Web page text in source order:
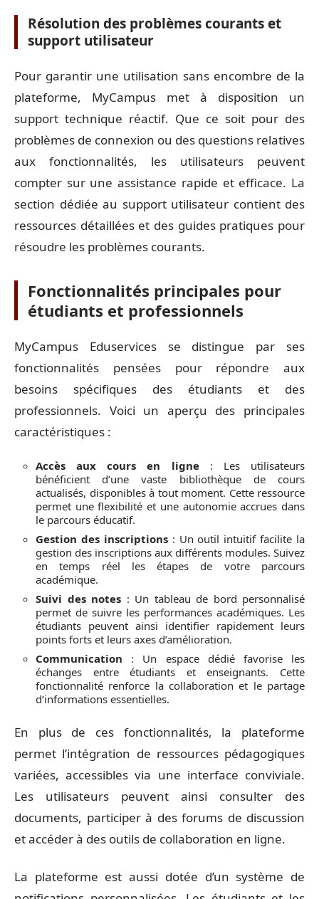
Résolution des problèmes courants et
support utilisateur
Pour garantir une utilisation sans encombre de la
plateforme, MyCampus met à disposition un
support technique réactif. Que ce soit pour des
problèmes de connexion ou des questions relatives
aux fonctionnalités, les utilisateurs peuvent
compter sur une assistance rapide et efficace. La
section dédiée au support utilisateur contient des
ressources détaillées et des guides pratiques pour
résoudre les problèmes courants.
Fonctionnalités principales pour
étudiants et professionnels
MyCampus Eduservices se distingue par ses
fonctionnalités pensées pour répondre aux
besoins spécifiques des étudiants et des
professionnels. Voici un aperçu des principales
caractéristiques :
Accès aux cours en ligne: Les utilisateurs
bénéficient d’une vaste bibliothèque de cours
actualisés, disponibles à tout moment. Cette ressource
permet une flexibilité et une autonomie accrues dans
le parcours éducatif.
Gestion des inscriptions: Un outil intuitif facilite la
gestion des inscriptions aux différents modules. Suivez
en temps réel les étapes de votre parcours
académique.
Suivi des notes : Un tableau de bord personnalisé
permet de suivre les performances académiques. Les
étudiants peuvent ainsi identifier rapidement leurs
points forts et leurs axes d’amélioration.
Communication : Un espace dédié favorise les
échanges entre étudiants et enseignants. Cette
fonctionnalité renforce la collaboration et le partage
d’informations essentielles.
En plus de ces fonctionnalités, la plateforme
permet l’intégration de ressources pédagogiques
variées, accessibles via une interface conviviale.
Les utilisateurs peuvent ainsi consulter des
documents, participer à des forums de discussion
et accéder à des outils de collaboration en ligne.
La plateforme est aussi dotée d’un système de